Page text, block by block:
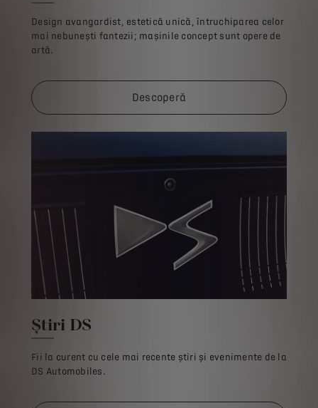
Design avangardist, estetică unică, întruchiparea celor
mai nebunești fantezii; mașinile concept sunt opere de
artă.
Descoperă
Știri DS
Fii la curent cu cele mai recente știri și evenimente de la
DS Automobiles.